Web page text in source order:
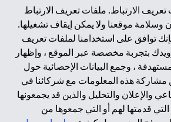
الارتباط. ملفات تعريف الارتباط
وسلامة موقعنا ولا يمكن إيقاف تشغيلها.
توافق على استخدامنا لملفات تعريف
بتجربة مخصصة عبر الموقع ، وإظهار
، وجمع البيانات الإحصائية حول
مشاركة هذه المعلومات مع شركائنا في
والإعلان والتحليل والذين قد يجمعونها
قدمتها لهم أو التي جمعوها من
أو اللوائح المحلية.
سيتي بنك هي علامة خدمة لشركة Citigroup Inc. أو .Citibank N.A ،
أنحاء العالم.
مسجل لدى مصرف الإمارات المركزي تحت
أرقام التراخيص 202563 لفرع الوصل في دبي، 531989 لفرع مول
العربية المتحدة مرخص من مصرف